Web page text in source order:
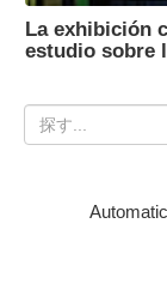
La exhibición
estudio sobre